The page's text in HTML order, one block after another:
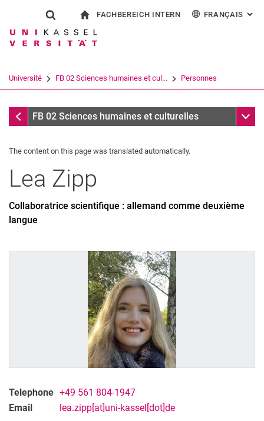
Jump directly to: content
Jump directly to: search
Jump directly to: main
Show search form
Search term
Search (opens an external link in a
FACHBEREICH INTERN FRANÇAIS :
Université FB 02 Sciences humaines et cul... Personnes
Personnes
FB 02 Sciences humaines et culturelles Sub
The content on this page was translated automatically.
Lea Zipp
Collaboratrice scientifique : allemand comme deuxième
langue
Telephone +49 561 804-1947
Email
lea.zipp[at]uni-kassel[dot]de